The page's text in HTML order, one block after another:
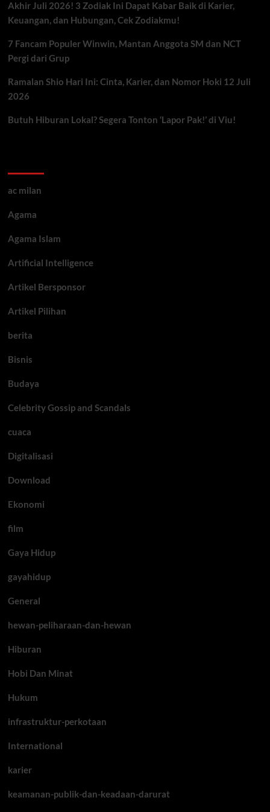
Akhir Juli 2026! 3 Zodiak Ini Dapat Kabar Baik di Karier,
Keuangan, dan Hubungan, Cek Zodiakmu!
7 Fancam Populer Winwin, Mantan Anggota SM dan NCT
Pergi dari Grup
Ramalan Shio Hari Ini: Cinta, Karier, dan Nomor Hoki 12 Juli
2026
Butuh Hiburan Lokal? Segera Tonton ‘Lapor Pak!’ di Viu!
ac milan
Agama
Agama Islam
Artificial Intelligence
Artikel Bersponsor
Artikel Pilihan
berita
Bisnis
Budaya
Celebrity Gossip and Scandals
cuaca
Digitalisasi
Download
Ekonomi
film
Gaya Hidup
gayahidup
General
hewan-peliharaan-dan-hewan
Hiburan
Hobi Dan Minat
Hukum
infrastruktur-perkotaan
International
karier
keamanan-publik-dan-keadaan-darurat